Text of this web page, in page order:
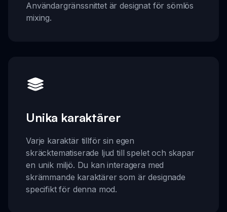
Användargränssnittet är designat för sömlös
mixing.
Unika karaktärer
Varje karaktär tillför sin egen
skräcktematiserade ljud till spelet och skapar
en unik miljö. Du kan interagera med
skrämmande karaktärer som är designade
specifikt för denna mod.